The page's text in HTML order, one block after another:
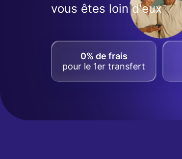
vous êtes loin d'eux
0% de frais
pour le 1er transfert